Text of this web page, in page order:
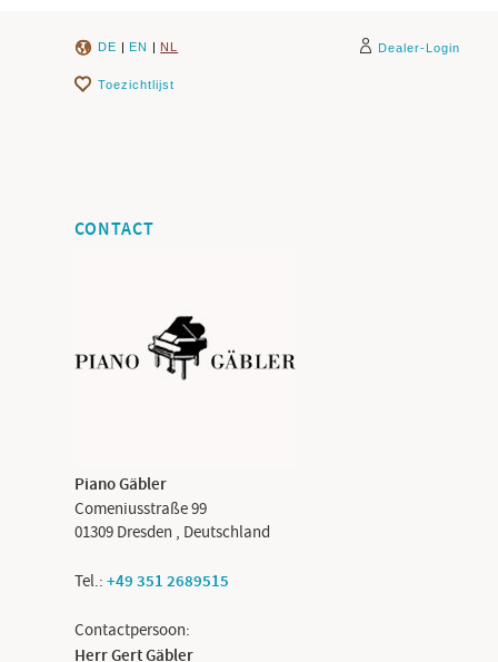
DE | EN | NL Dealer-Login
Toezichtlijst
CONTACT
Piano Gäbler
Comeniusstraße 99
01309 Dresden , Deutschland
Tel.:+49 351 2689515
Contactpersoon:
Herr Gert Gäbler